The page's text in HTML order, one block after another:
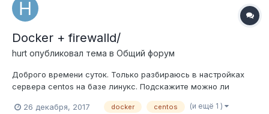
Docker + firewalld/
hurt опубликовал тема в Общий форум
Доброго времени суток. Только разбираюсь в настройках
сервера centos на базе линукс. Подскажите можно ли
безопасности создаем виртуальное пространство с
26 декабря, 2017 docker centos (и ещё 1 )